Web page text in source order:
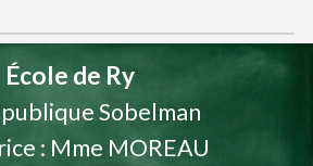
École de Ry
publique Sobelman
: Mme MOREAU